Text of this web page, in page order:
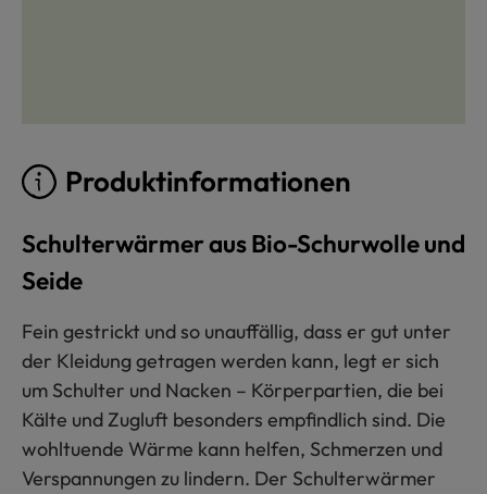
Produktinformationen
Schulterwärmer aus Bio-Schurwolle und
Seide
Fein gestrickt und so unauffällig, dass er gut unter
der Kleidung getragen werden kann, legt er sich
um Schulter und Nacken – Körperpartien, die bei
Kälte und Zugluft besonders empfindlich sind. Die
wohltuende Wärme kann helfen, Schmerzen und
Verspannungen zu lindern. Der Schulterwärmer